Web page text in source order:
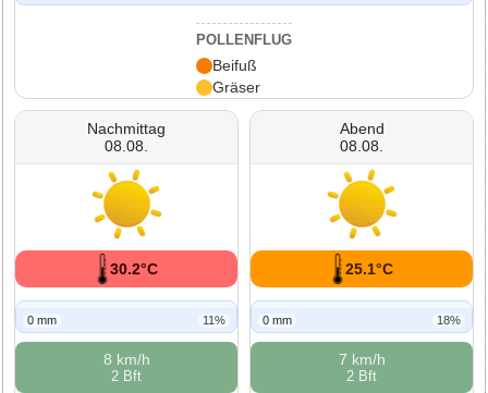
POLLENFLUG
Beifuß
Gräser
Nachmittag
08.08.
30.2°C
0 mm 11%
8 km/h
2 Bft
Abend
08.08.
25.1°C
0 mm 18%
7 km/h
2 Bft